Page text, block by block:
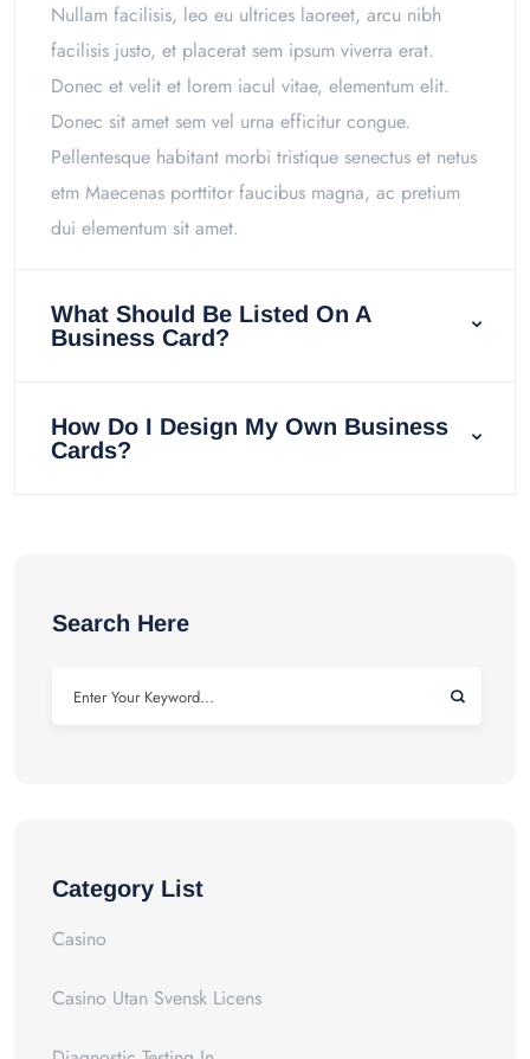
Nullam facilisis, leo eu ultrices laoreet, arcu nibh
facilisis justo, et placerat sem ipsum viverra erat.
Donec et velit et lorem iacul vitae, elementum elit.
Donec sit amet sem vel urna efficitur congue.
Pellentesque habitant morbi tristique senectus et netus
etm Maecenas porttitor faucibus magna, ac pretium
dui elementum sit amet.
What Should Be Listed On A
Business Card?
How Do I Design My Own Business
Cards?
Search Here
Category List
Casino
Casino Utan Svensk Licens